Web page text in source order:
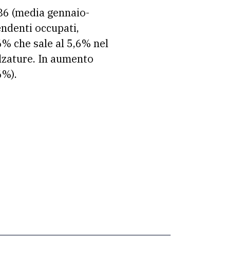
(media gennaio-
occupati,
che sale al 5,6% nel
In aumento